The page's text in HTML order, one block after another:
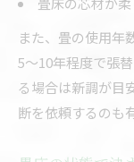
また、畳の使用年
5〜10年程度で張
る場合は新調が目
断を依頼するのも